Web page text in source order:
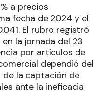
a precios
fecha de 2024 y el
El rubro registró
la jornada del 23
por artículos de
dependió del
la captación de
ante la ineficacia